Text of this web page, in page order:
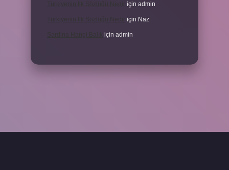
için admin
için Naz
için admin